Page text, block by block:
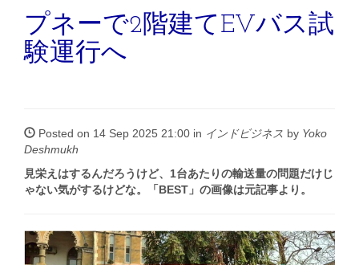
プネーで2階建てEVバス試
験運行へ
Posted on 14 Sep 2025 21:00 in インドビジネス by Yoko
Deshmukh
見栄えはするんだろうけど、1台あたりの輸送量の問題だけじ
ゃない気がするけどな。「BEST」の画像は元記事より。